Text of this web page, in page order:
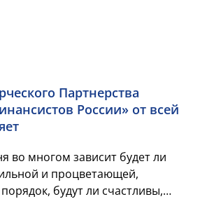
...
Партнерства
России» от всей
во многом зависит будет ли
и процветающей,
будут ли счастливы,